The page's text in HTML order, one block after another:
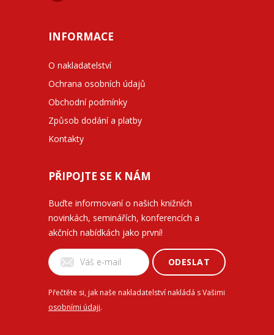
INFORMACE
O nakladatelství
Ochrana osobních údajů
Obchodní podmínky
Způsob dodání a platby
Kontakty
PŘIPOJTE SE K NÁM
Buďte informovaní o našich knižních
novinkách, seminářích, konferencích a
akčních nabídkách jako první!
ODESLAT
Přečtěte si, jak naše nakladatelství nakládá s Vašimi
osobními údaji.